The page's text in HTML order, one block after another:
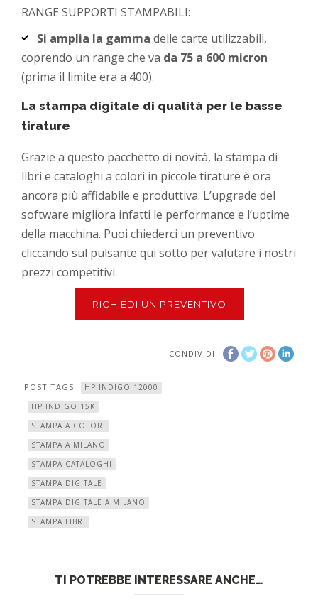
RANGE SUPPORTI STAMPABILI:
Si amplia la gamma delle carte utilizzabili,
coprendo un range che va da 75 a 600 micron
(prima il limite era a 400).
La stampa digitale di qualità per le basse
tirature
Grazie a questo pacchetto di novità, la stampa di
libri e cataloghi a colori in piccole tirature è ora
ancora più affidabile e produttiva. L’upgrade del
software migliora infatti le performance e l’uptime
della macchina. Puoi chiederci un preventivo
cliccando sul pulsante qui sotto per valutare i nostri
prezzi competitivi.
RICHIEDI UN PREVENTIVO
CONDIVIDI
POST TAGS
HP INDIGO 12000
HP INDIGO 15K
STAMPA A COLORI
STAMPA A MILANO
STAMPA CATALOGHI
STAMPA DIGITALE
STAMPA DIGITALE A MILANO
STAMPA LIBRI
TI POTREBBE INTERESSARE ANCHE…